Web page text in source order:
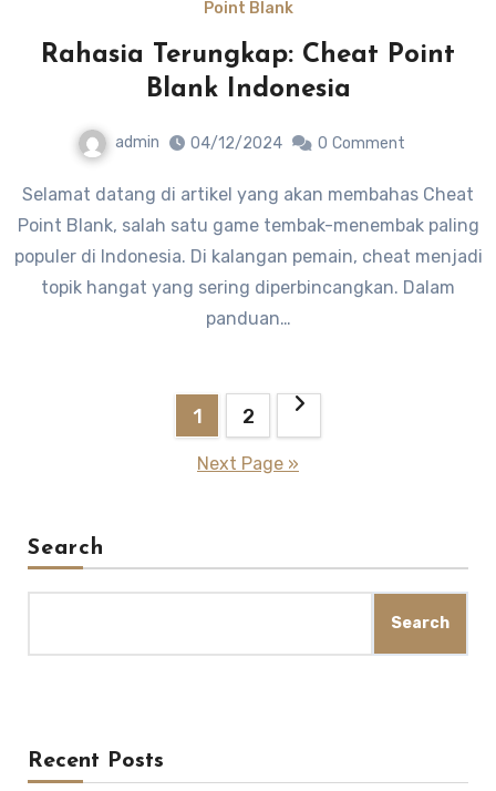
Point Blank
Rahasia Terungkap: Cheat Point
Blank Indonesia
admin 04/12/2024 0 Comment
Selamat datang di artikel yang akan membahas Cheat
Point Blank, salah satu game tembak-menembak paling
populer di Indonesia. Di kalangan pemain, cheat menjadi
topik hangat yang sering diperbincangkan. Dalam
panduan…
1 2
Next Page »
Search
Search
Recent Posts